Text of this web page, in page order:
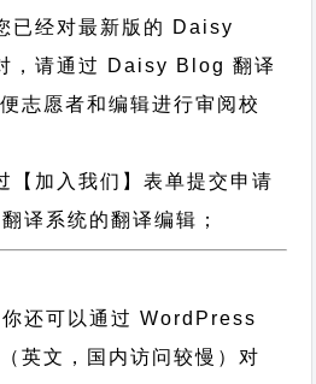
已经对最新版的 Daisy
，请通过 Daisy Blog 翻译
志愿者和编辑进行审阅校
【加入我们】表单提交申请
译系统的翻译编辑；
还可以通过WordPress
英文，国内访问较慢）对